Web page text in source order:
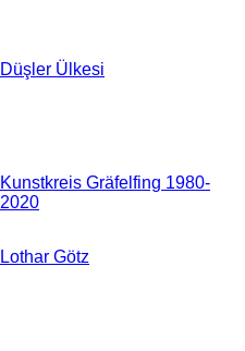
Düşler Ülkesi
Kunstkreis Gräfelfing 1980-
2020
Lothar Götz